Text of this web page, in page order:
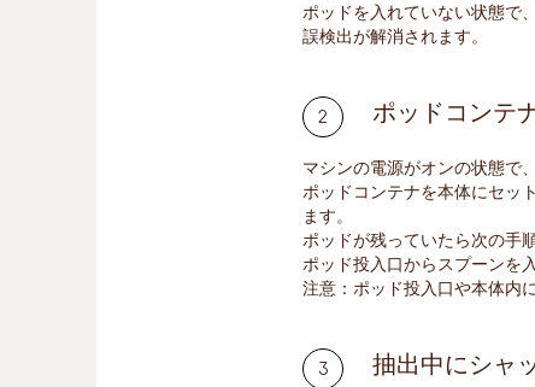
ポッドを入れていない状態で
誤検出が解消されます。
ポッドコンテ
マシンの電源がオンの状態で
ポッドコンテナを本体にセッ
ます。
ポッドが残っていたら次の手
ポッド投入口からスプーンを
注意：ポッド投入口や本体内
抽出中にシャ